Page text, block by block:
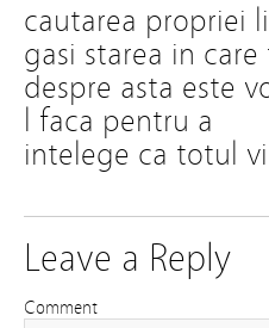
cautarea propriei
gasi starea in
despre asta este
l faca pentru a
intelege ca totul
Leave a Reply
Comment